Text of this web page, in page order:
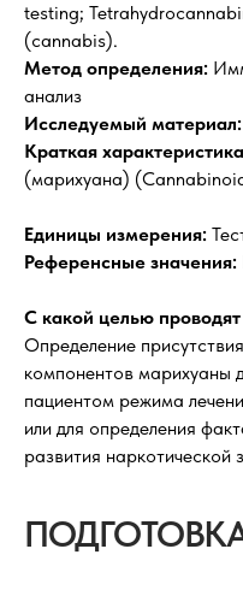
testing;
(cannabis).
Метод определения:
анализ
Исследуемый материал:
Краткая
(марихуана)
Единицы измерения:
Референсные значения:
С какой целью
Определение
компонентов марихуаны
пациентом режима
или для определения
развития наркотической